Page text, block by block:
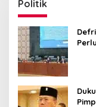
Politik